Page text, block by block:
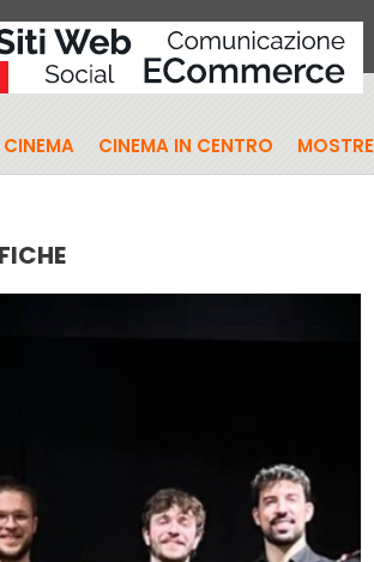
CINEMA CINEMA IN CENTRO MOSTRE